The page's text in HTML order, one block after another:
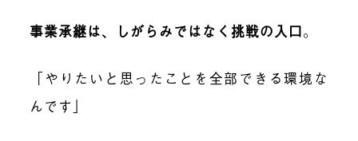
事業承継は、しがらみではなく挑戦の入口。
「やりたいと思ったことを全部できる環境な
んです」